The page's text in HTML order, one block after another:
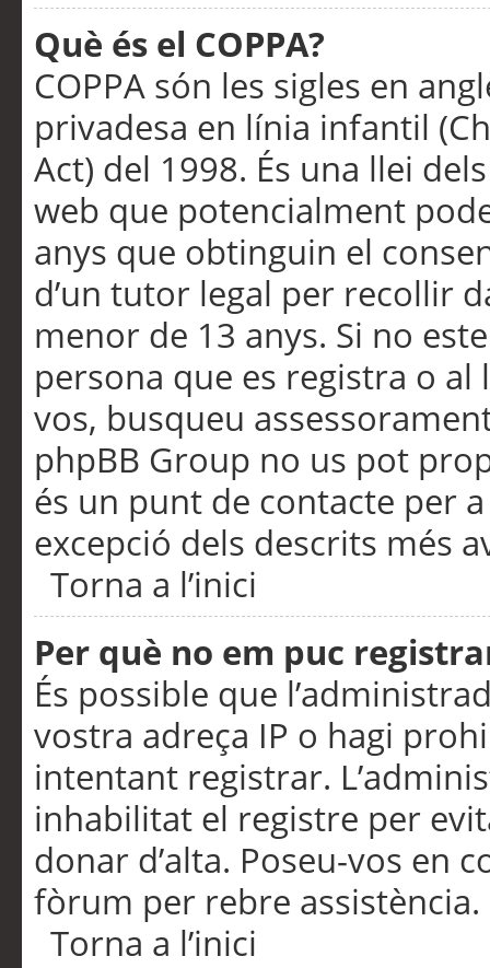
Què és el COPPA?
COPPA són les sigles en
privadesa en línia infantil
Act) del 1998. És una llei
web que potencialment
anys que obtinguin el
d’un tutor legal per recollir
menor de 13 anys. Si no
persona que es registra o
vos, busqueu
phpBB Group no us pot
és un punt de contacte per
excepció dels descrits més
Torna a l’inici
Per què no em puc
És possible que
vostra adreça IP o hagi
intentant registrar.
inhabilitat el registre per
donar d’alta. Poseu-vos en
fòrum per rebre assistència.
Torna a l’inici